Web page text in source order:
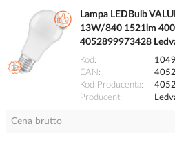
Lampa LEDBulb
13W/840 1521lm
4052899973428
Kod
EAN
Kod Producenta
Producent
Cena brutto